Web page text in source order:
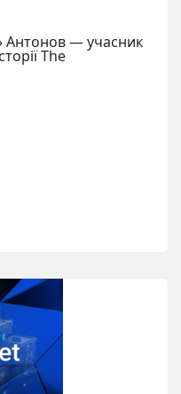
Антонов — учасник
The